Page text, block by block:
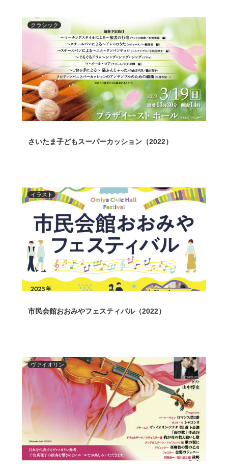
クラシック
さいたま子どもスーパーカッション（2022）
イラスト
市民会館おおみやフェスティバル（2022）
ヴァイオリン